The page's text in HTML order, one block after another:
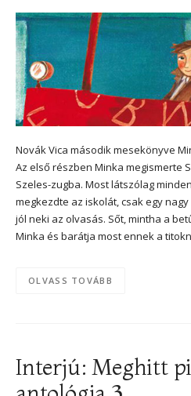
Novák Vica második mesekönyve
Az első részben Minka megismerte
Szeles-zugba. Most látszólag
megkezdte az iskolát, csak egy
jól neki az olvasás. Sőt, mintha a
Minka és barátja most ennek a
OLVASS TOVÁBB
Interjú: Meghitt